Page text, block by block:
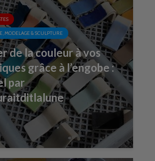
MODELAGE & SCULPTURE
de la couleur à vos
grâce à l’engobe :
par